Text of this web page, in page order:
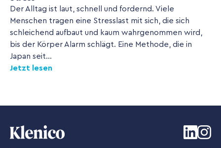
Der Alltag ist laut, schnell und fordernd. Viele
Menschen tragen eine Stresslast mit sich, die sich
schleichend aufbaut und kaum wahrgenommen wird,
bis der Körper Alarm schlägt. Eine Methode, die in
Japan seit...
Jetzt lesen